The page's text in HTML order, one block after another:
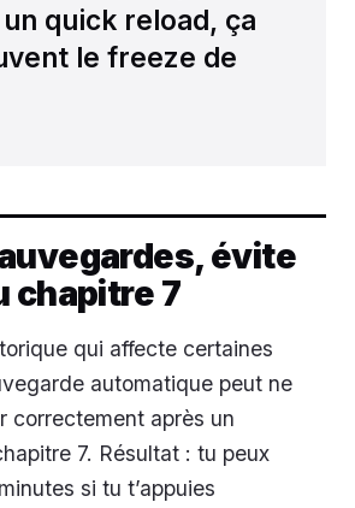
quick reload, ça
le freeze de
évite
chapitre 7
qui affecte certaines
automatique peut ne
correctement après un
7. Résultat : tu peux
si tu t’appuies